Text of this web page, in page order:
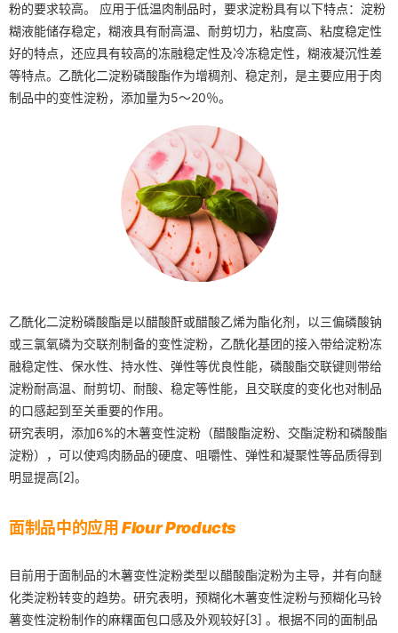
粉的要求较高。 应用于低温肉制品时，要求淀粉具有以下特点：淀粉
糊液能储存稳定，糊液具有耐高温、耐剪切力，粘度高、粘度稳定性
好的特点，还应具有较高的冻融稳定性及冷冻稳定性，糊液凝沉性差
等特点。乙酰化二淀粉磷酸酯作为增稠剂、稳定剂，是主要应用于肉
制品中的变性淀粉，添加量为5～20％。
乙酰化二淀粉磷酸酯是以醋酸酐或醋酸乙烯为酯化剂，以三偏磷酸钠
或三氯氧磷为交联剂制备的变性淀粉，乙酰化基团的接入带给淀粉冻
融稳定性、保水性、持水性、弹性等优良性能，磷酸酯交联键则带给
淀粉耐高温、耐剪切、耐酸、稳定等性能，且交联度的变化也对制品
的口感起到至关重要的作用。
研究表明，添加6%的木薯变性淀粉（醋酸酯淀粉、交酯淀粉和磷酸酯
淀粉），可以使鸡肉肠品的硬度、咀嚼性、弹性和凝聚性等品质得到
明显提高[2]。
面制品中的应用 Flour Products
目前用于面制品的木薯变性淀粉类型以醋酸酯淀粉为主导，并有向醚
化类淀粉转变的趋势。研究表明，预糊化木薯变性淀粉与预糊化马铃
薯变性淀粉制作的麻糬面包口感及外观较好[3] 。根据不同的面制品